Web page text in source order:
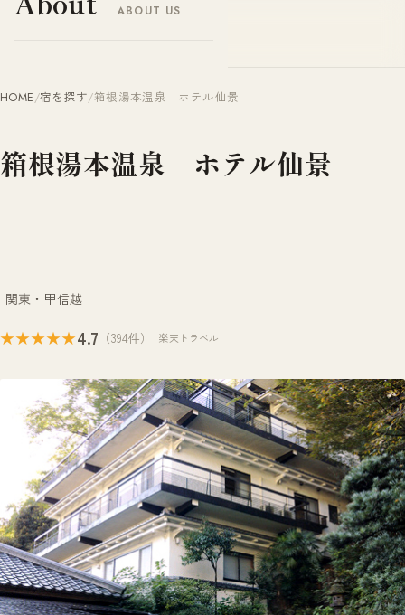
ABOUT US
HOME/宿を探す/箱根湯本温泉 ホテル仙景
箱根湯本温泉 ホテル仙景
関東・甲信越
★★★★★4.7 （394件） 楽天トラベル